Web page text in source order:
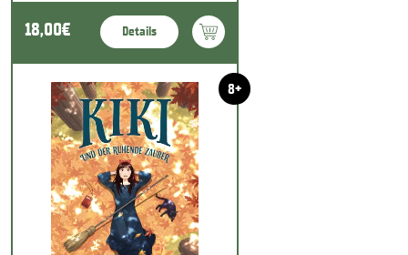
18,00€ Details
8+